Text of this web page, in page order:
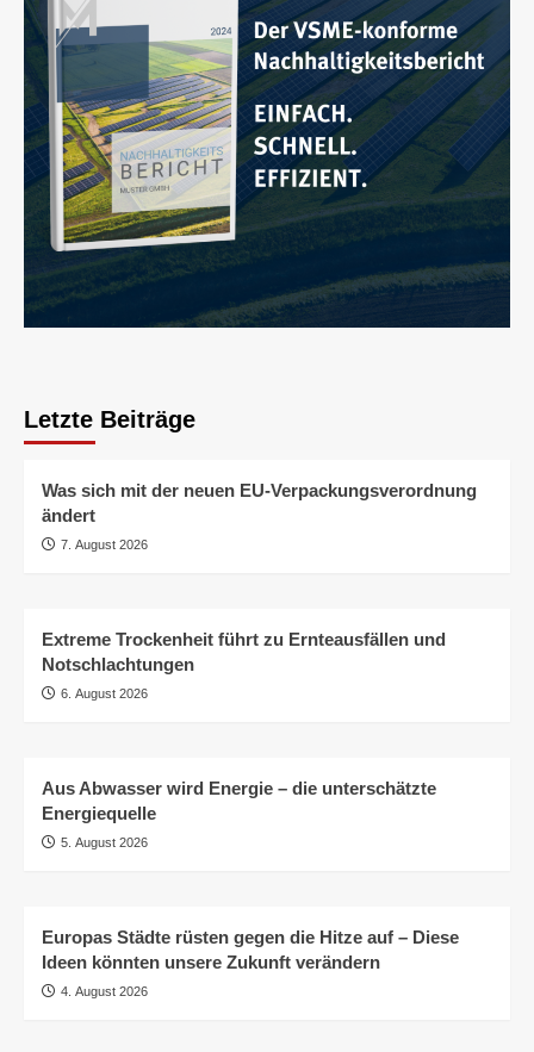
Letzte Beiträge
Was sich mit der neuen EU-Verpackungsverordnung
ändert
7. August 2026
Extreme Trockenheit führt zu Ernteausfällen und
Notschlachtungen
6. August 2026
Aus Abwasser wird Energie – die unterschätzte
Energiequelle
5. August 2026
Europas Städte rüsten gegen die Hitze auf – Diese
Ideen könnten unsere Zukunft verändern
4. August 2026